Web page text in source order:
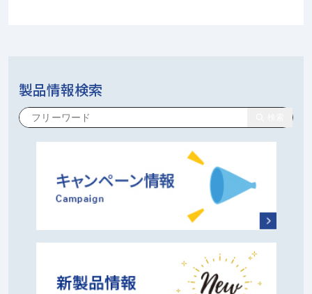
製品情報検索